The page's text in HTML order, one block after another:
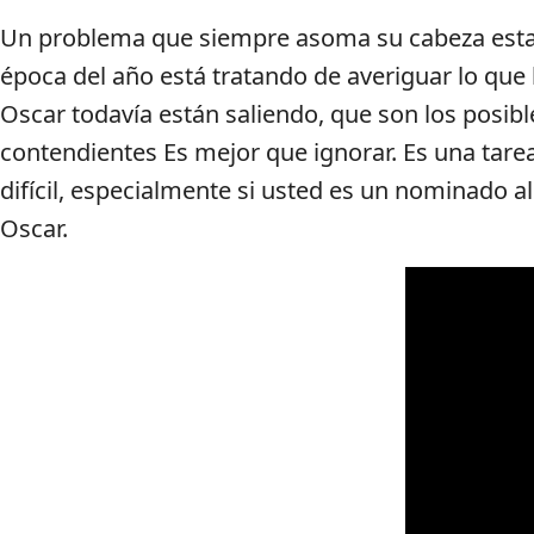
Un problema que siempre asoma su cabeza
época del año está tratando de averiguar lo que
Oscar todavía están saliendo, que son los
contendientes Es mejor que ignorar. Es una
difícil, especialmente si usted es un nominado al
Oscar.